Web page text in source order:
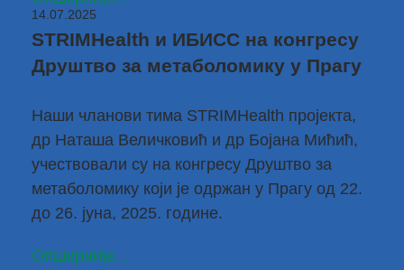
14.07.2025
STRIMHealth и ИБИСС на конгресу
Друштво за метаболомику у Прагу
Наши чланови тима STRIMHealth пројекта,
др Наташа Величковић и др Бојана Мићић,
учествовали су на конгресу Друштво за
метаболомику који је одржан у Прагу од 22.
до 26. јуна, 2025. године.
Опширније...